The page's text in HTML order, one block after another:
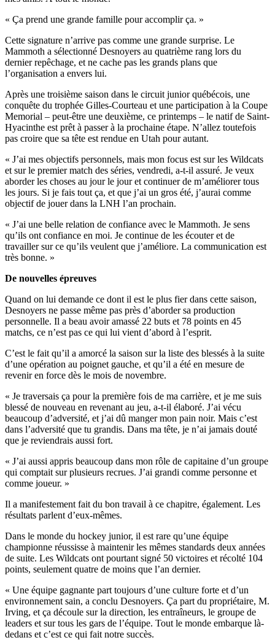
« Ça prend une grande famille pour accomplir ça. »
Cette signature n’arrive pas comme une grande surprise. Le
Mammoth a sélectionné Desnoyers au quatrième rang lors du
dernier repêchage, et ne cache pas les grands plans que
l’organisation a envers lui.
Après une troisième saison dans le circuit junior québécois, une
conquête du trophée Gilles-Courteau et une participation à la Coupe
Memorial – peut-être une deuxième, ce printemps – le natif de Saint-
Hyacinthe est prêt à passer à la prochaine étape. N’allez toutefois
pas croire que sa tête est rendue en Utah pour autant.
« J’ai mes objectifs personnels, mais mon focus est sur les Wildcats
et sur le premier match des séries, vendredi, a-t-il assuré. Je veux
aborder les choses au jour le jour et continuer de m’améliorer tous
les jours. Si je fais tout ça, et que j’ai un gros été, j’aurai comme
objectif de jouer dans la LNH l’an prochain.
« J’ai une belle relation de confiance avec le Mammoth. Je sens
qu’ils ont confiance en moi. Je continue de les écouter et de
travailler sur ce qu’ils veulent que j’améliore. La communication est
très bonne. »
De nouvelles épreuves
Quand on lui demande ce dont il est le plus fier dans cette saison,
Desnoyers ne passe même pas près d’aborder sa production
personnelle. Il a beau avoir amassé 22 buts et 78 points en 45
matchs, ce n’est pas ce qui lui vient d’abord à l’esprit.
C’est le fait qu’il a amorcé la saison sur la liste des blessés à la suite
d’une opération au poignet gauche, et qu’il a été en mesure de
revenir en force dès le mois de novembre.
« Je traversais ça pour la première fois de ma carrière, et je me suis
blessé de nouveau en revenant au jeu, a-t-il élaboré. J’ai vécu
beaucoup d’adversité, et j’ai dû manger mon pain noir. Mais c’est
dans l’adversité que tu grandis. Dans ma tête, je n’ai jamais douté
que je reviendrais aussi fort.
« J’ai aussi appris beaucoup dans mon rôle de capitaine d’un groupe
qui comptait sur plusieurs recrues. J’ai grandi comme personne et
comme joueur. »
Il a manifestement fait du bon travail à ce chapitre, également. Les
résultats parlent d’eux-mêmes.
Dans le monde du hockey junior, il est rare qu’une équipe
championne réussisse à maintenir les mêmes standards deux années
de suite. Les Wildcats ont pourtant signé 50 victoires et récolté 104
points, seulement quatre de moins que l’an dernier.
« Une équipe gagnante part toujours d’une culture forte et d’un
environnement sain, a conclu Desnoyers. Ça part du propriétaire, M.
Irving, et ça découle sur la direction, les entraîneurs, le groupe de
leaders et sur tous les gars de l’équipe. Tout le monde embarque là-
dedans et c’est ce qui fait notre succès.